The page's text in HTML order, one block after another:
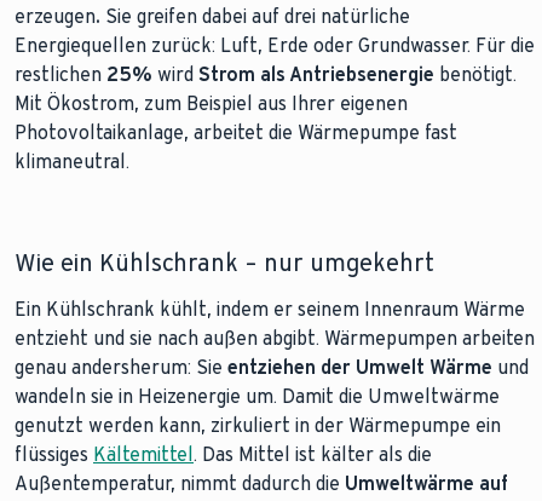
erzeugen. Sie greifen dabei auf drei natürliche
Energiequellen zurück: Luft, Erde oder Grundwasser. Für die
restlichen 25% wird Strom als Antriebsenergie benötigt.
Mit Ökostrom, zum Beispiel aus Ihrer eigenen
Photovoltaikanlage, arbeitet die Wärmepumpe fast
klimaneutral.
Wie ein Kühlschrank – nur umgekehrt
Ein Kühlschrank kühlt, indem er seinem Innenraum Wärme
entzieht und sie nach außen abgibt. Wärmepumpen arbeiten
genau andersherum: Sie entziehen der Umwelt Wärme und
wandeln sie in Heizenergie um. Damit die Umweltwärme
genutzt werden kann, zirkuliert in der Wärmepumpe ein
flüssiges Kältemittel. Das Mittel ist kälter als die
Außentemperatur, nimmt dadurch die Umweltwärme auf